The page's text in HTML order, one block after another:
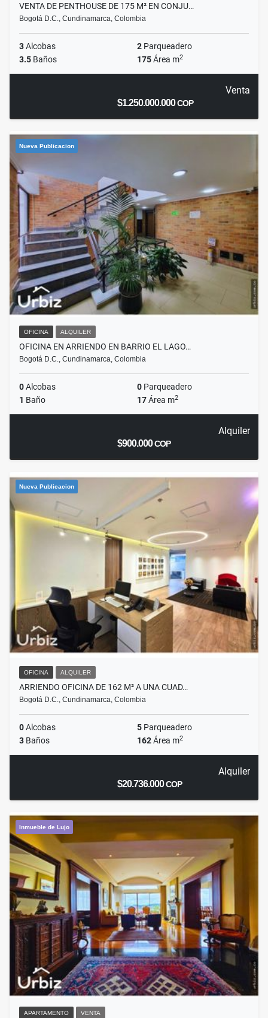
VENTA DE PENTHOUSE DE 175 M² EN CONJU…
Bogotá D.C., Cundinamarca, Colombia
3Alcobas 2 Parqueadero
3.5 Baños 175Área m2
Venta
$1.250.000.000COP
Nueva Publicacion
OFICINA ALQUILER
OFICINA EN ARRIENDO EN BARRIO EL LAGO…
Bogotá D.C., Cundinamarca, Colombia
0Alcobas 0 Parqueadero
1 Baño 17Área m2
Alquiler
$900.000COP
Nueva Publicacion
OFICINA ALQUILER
ARRIENDO OFICINA DE 162 M² A UNA CUAD…
Bogotá D.C., Cundinamarca, Colombia
0Alcobas 5 Parqueadero
3 Baños 162Área m2
Alquiler
$20.736.000COP
Inmueble de Lujo
APARTAMENTO VENTA